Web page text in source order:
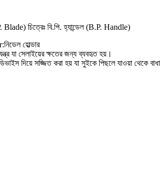
Blade) চিত্রেঃ বি.পি. হ্যান্ডেল (B.P. Handle)
হোল্ডার
যা সেলাইয়ের ক্ষতের জন্য ব্যবহৃত হয়।
দিয়ে সজ্জিত করা হয় যা সুইকে পিছলে যাওয়া থেকে